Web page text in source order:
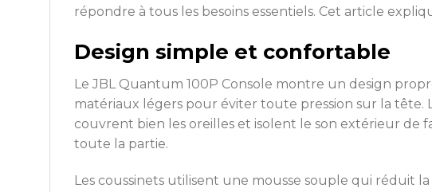
répondre à tous les besoins essentiels. Cet article
Design simple et confortable
Le JBL Quantum 100P Console montre un design
matériaux légers pour éviter toute pression sur la tête.
couvrent bien les oreilles et isolent le son extérieur
toute la partie.
Les coussinets utilisent une mousse souple qui réduit